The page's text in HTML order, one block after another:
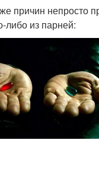
причин непросто
либо из парней: